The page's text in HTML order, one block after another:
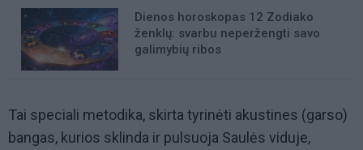
Dienos horoskopas 12 Zodiako
ženklų: svarbu neperžengti savo
galimybių ribos
Tai speciali metodika, skirta tyrinėti akustines (garso)
bangas, kurios sklinda ir pulsuoja Saulės viduje,